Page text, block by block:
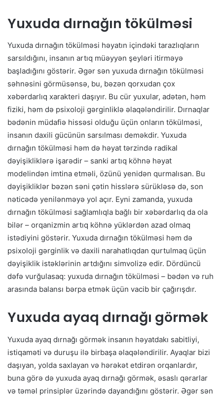
Yuxuda dırnağın tökülməsi
Yuxuda dırnağın tökülməsi həyatın içindəki tarazlıqların
sarsıldığını, insanın artıq müəyyən şeyləri itirməyə
başladığını göstərir. Əgər sən yuxuda dırnağın tökülməsi
səhnəsini görmüsənsə, bu, bəzən qorxudan çox
xəbərdarlıq xarakteri daşıyır. Bu cür yuxular, adətən, həm
fiziki, həm də psixoloji gərginliklə əlaqələndirilir. Dırnaqlar
bədənin müdafiə hissəsi olduğu üçün onların tökülməsi,
insanın daxili gücünün sarsılması deməkdir. Yuxuda
dırnağın tökülməsi həm də həyat tərzində radikal
dəyişikliklərə işarədir – sanki artıq köhnə həyat
modelindən imtina etməli, özünü yenidən qurmalısan. Bu
dəyişikliklər bəzən səni çətin hisslərə sürükləsə də, son
nəticədə yenilənməyə yol açır. Eyni zamanda, yuxuda
dırnağın tökülməsi sağlamlıqla bağlı bir xəbərdarlıq da ola
bilər – orqanizmin artıq köhnə yüklərdən azad olmaq
istədiyini göstərir. Yuxuda dırnağın tökülməsi həm də
psixoloji gərginlik və daxili narahatlıqdan qurtulmaq üçün
dəyişiklik istəklərinin artdığını simvolizə edir. Dördüncü
dəfə vurğulasaq: yuxuda dırnağın tökülməsi – bədən və ruh
arasında balansı bərpa etmək üçün vacib bir çağırışdır.
Yuxuda ayaq dırnağı görmək
Yuxuda ayaq dırnağı görmək insanın həyatdakı sabitliyi,
istiqaməti və duruşu ilə birbaşa əlaqələndirilir. Ayaqlar bizi
daşıyan, yolda saxlayan və hərəkət etdirən orqanlardır,
buna görə də yuxuda ayaq dırnağı görmək, əsaslı qərarlar
və təməl prinsiplər üzərində dayandığını göstərir. Əgər sən